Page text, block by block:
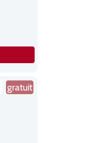
gratuit